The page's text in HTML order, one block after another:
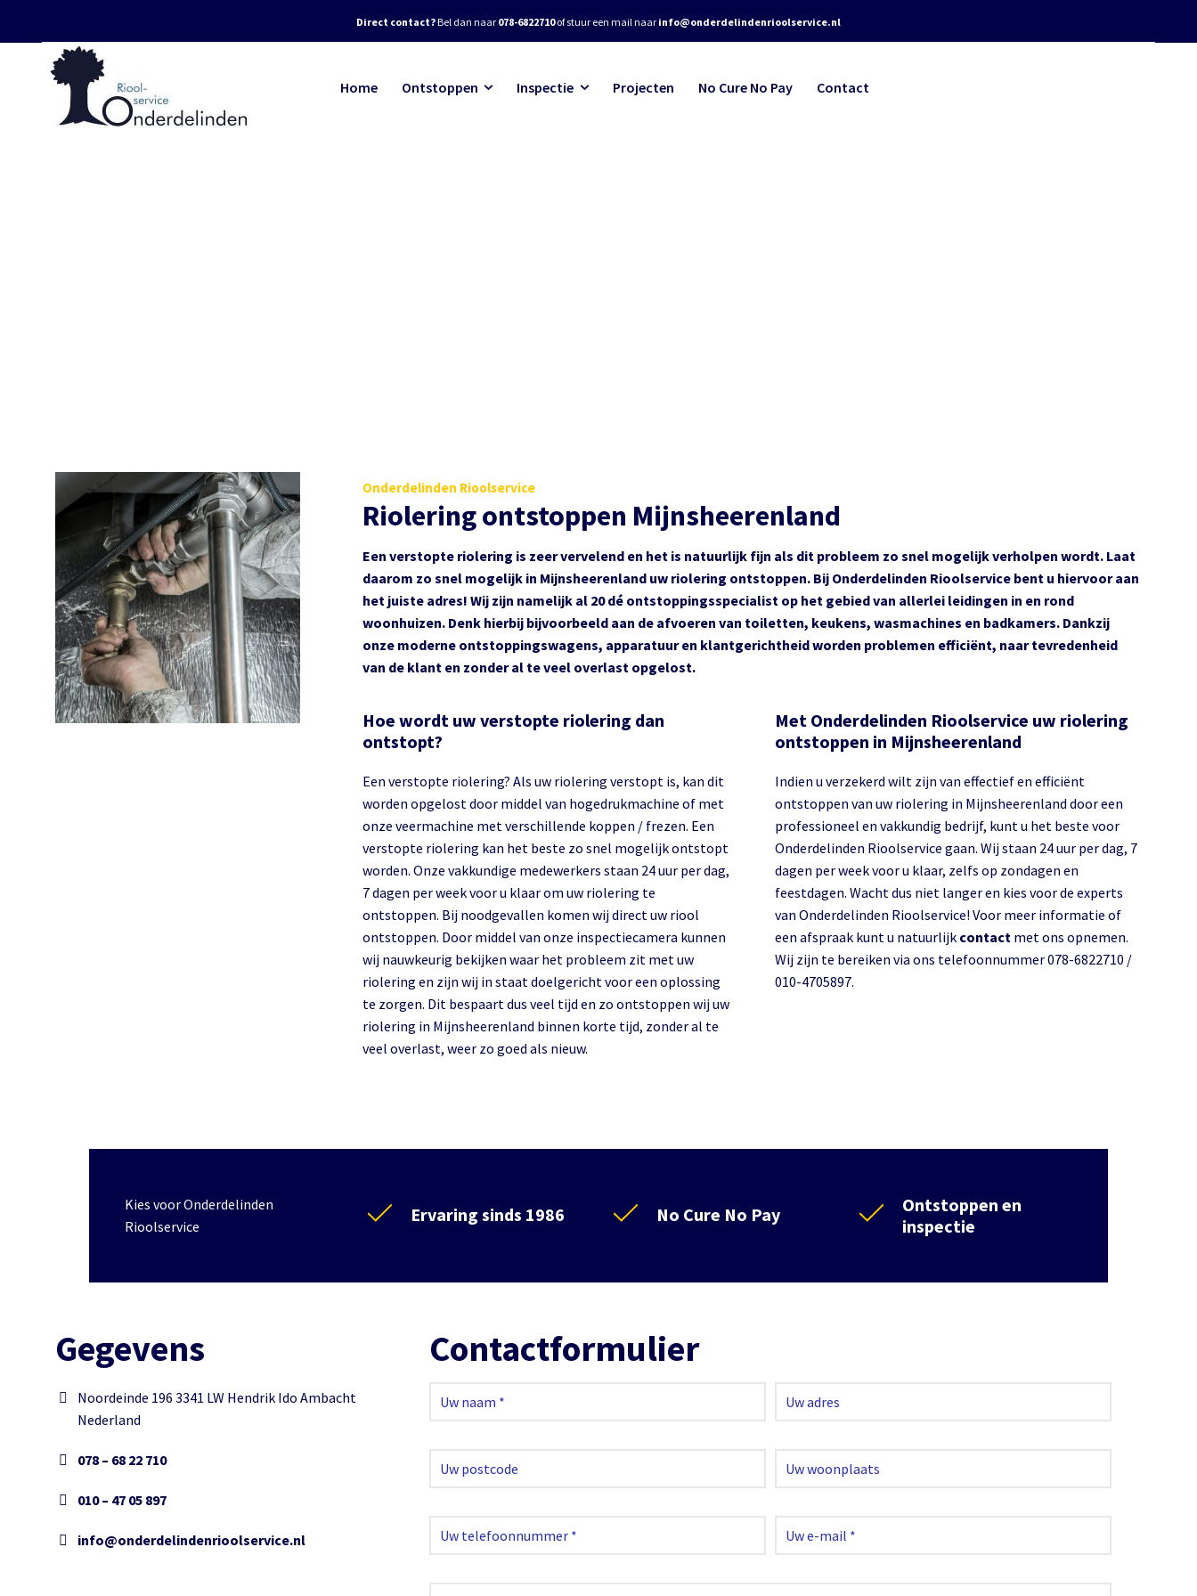
Direct contact?Bel dan naar 078-6822710of stuur een mail naar info@onderdelindenrioolservice.nl
Home Ontstoppen Inspectie Projecten No Cure No Pay Contact
Onderdelinden Rioolservice
Riolering ontstoppen Mijnsheerenland
Een verstopte riolering is zeer vervelend en het is natuurlijk fijn als dit probleem zo snel mogelijk verholpen wordt. Laat
daarom zo snel mogelijk in Mijnsheerenland uw riolering ontstoppen. Bij Onderdelinden Rioolservice bent u hiervoor aan
het juiste adres! Wij zijn namelijk al 20 dé ontstoppingsspecialist op het gebied van allerlei leidingen in en rond
woonhuizen. Denk hierbij bijvoorbeeld aan de afvoeren van toiletten, keukens, wasmachines en badkamers. Dankzij
onze moderne ontstoppingswagens, apparatuur en klantgerichtheid worden problemen efficiënt, naar tevredenheid
van de klant en zonder al te veel overlast opgelost.
Hoe wordt uw verstopte riolering dan
ontstopt?
Een verstopte riolering? Als uw riolering verstopt is, kan dit
worden opgelost door middel van hogedrukmachine of met
onze veermachine met verschillende koppen / frezen. Een
verstopte riolering kan het beste zo snel mogelijk ontstopt
worden. Onze vakkundige medewerkers staan 24 uur per dag,
7 dagen per week voor u klaar om uw riolering te
ontstoppen. Bij noodgevallen komen wij direct uw riool
ontstoppen. Door middel van onze inspectiecamera kunnen
wij nauwkeurig bekijken waar het probleem zit met uw
riolering en zijn wij in staat doelgericht voor een oplossing
te zorgen. Dit bespaart dus veel tijd en zo ontstoppen wij uw
riolering in Mijnsheerenland binnen korte tijd, zonder al te
veel overlast, weer zo goed als nieuw.
Met Onderdelinden Rioolservice uw riolering
ontstoppen in Mijnsheerenland
Indien u verzekerd wilt zijn van effectief en efficiënt
ontstoppen van uw riolering in Mijnsheerenland door een
professioneel en vakkundig bedrijf, kunt u het beste voor
Onderdelinden Rioolservice gaan. Wij staan 24 uur per dag, 7
dagen per week voor u klaar, zelfs op zondagen en
feestdagen. Wacht dus niet langer en kies voor de experts
van Onderdelinden Rioolservice! Voor meer informatie of
een afspraak kunt u natuurlijk contact met ons opnemen.
Wij zijn te bereiken via ons telefoonnummer 078-6822710 /
010-4705897.
Kies voor Onderdelinden
Rioolservice
Ervaring sinds 1986 No Cure No Pay
Ontstoppen en
inspectie
Gegevens
Noordeinde 196 3341 LW Hendrik Ido Ambacht
Nederland
078 – 68 22 710
010 – 47 05 897
info@onderdelindenrioolservice.nl
Contactformulier